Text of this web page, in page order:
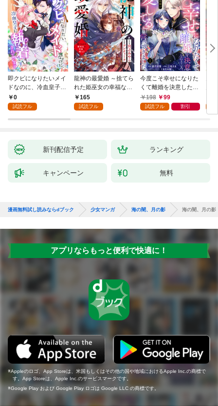
即クビになりたいメイ
ドなのに、冷血皇子に
執着されています第1
話
0
試読フル
龍神の最愛婚 ～捨てら
れた姫巫女の幸福な嫁
入り～: 1
165
試読フル
今度こそ幸せになりた
くて離婚を決意したと
ころ、無表情な旦那様
が「愛してる」と言っ
198 99
試読フル 割引
新刊配信予定 ランキング
キャンペーン 無料
漫画無料試し読みならdブック 少女マンガ 海の闇、月の影 海の闇、月の影
アプリならもっと便利で快適に！
Appleのロゴ、App Storeは、米国もしくはその他の国や地域におけるApple Inc.の商標で
す。App Storeは、Apple Inc.のサービスマークです。
Google Play および Google Play ロゴは Google LLC の商標です。